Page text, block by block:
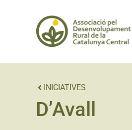
INICIATIVES
D’Avall